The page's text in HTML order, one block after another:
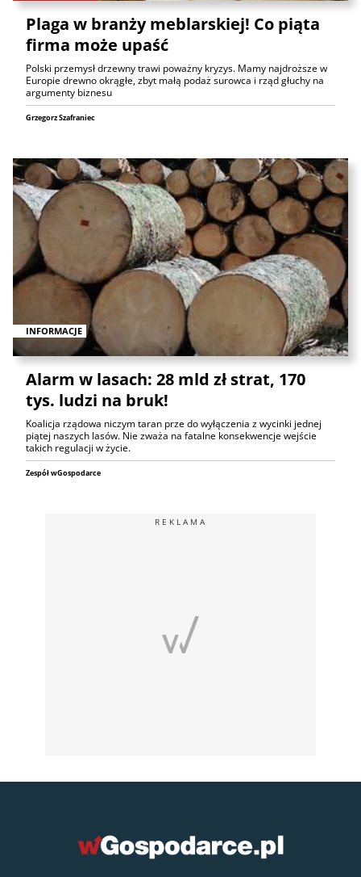
Plaga w branży meblarskiej! Co piąta
firma może upaść
Polski przemysł drzewny trawi poważny kryzys. Mamy najdroższe w
Europie drewno okrągłe, zbyt małą podaż surowca i rząd głuchy na
argumenty biznesu
Grzegorz Szafraniec
INFORMACJE
Alarm w lasach: 28 mld zł strat, 170
tys. ludzi na bruk!
Koalicja rządowa niczym taran prze do wyłączenia z wycinki jednej
piątej naszych lasów. Nie zważa na fatalne konsekwencje wejście
takich regulacji w życie.
Zespół wGospodarce
REKLAMA